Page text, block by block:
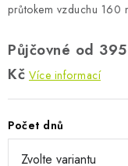
průtokem vzduchu 160
Půjčovné od
Kč Více informací
Počet dnů